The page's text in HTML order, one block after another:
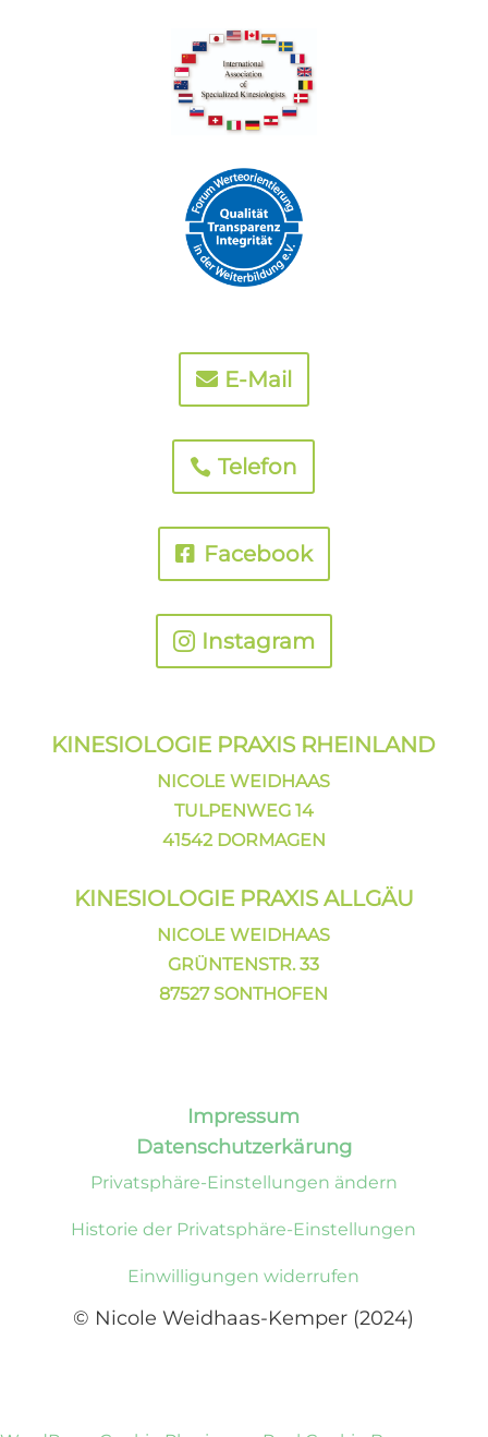
E-Mail
Telefon
Facebook
Instagram
KINESIOLOGIE PRAXIS RHEINLAND
NICOLE WEIDHAAS
TULPENWEG 14
41542 DORMAGEN
KINESIOLOGIE PRAXIS ALLGÄU
NICOLE WEIDHAAS
GRÜNTENSTR. 33
87527 SONTHOFEN
Impressum
Datenschutzerkärung
Privatsphäre-Einstellungen ändern
Historie der Privatsphäre-Einstellungen
Einwilligungen widerrufen
© Nicole Weidhaas-Kemper (2024)